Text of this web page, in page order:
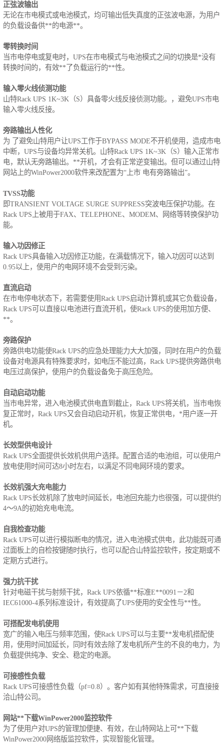
正弦波输出
无论在市电模式或电池模式，均可输出低失真度的正弦波电源，为用户
的负载设备供**的电源**。
零转换时间
当市电停电或复电时，UPS在市电模式与电池模式之间的切换是*没有
转换时间的，有效**了负载运行的**性。
输入零火线侦测功能
山特Rack UPS 1K~3K（S）具备零火线反接侦测功能。，避免UPS市电
输入零火线反接。
旁路输出人性化
为 了避免山特用户让UPS工作于BYPASS MODE不开机使用，造成市电
中断，UPS与设备均异常关机。山特Rack UPS 1K~3K（S）输入正常市
电，默认无旁路输出。**开机，才会有正常逆变输出。但可以通过山特
网站上的WinPower2000软件来改配置为“上市 电有旁路输出”。
TVSS功能
即TRANSIENT VOLTAGE SURGE SUPPRESS突波电压保护功能。在
Rack UPS上被用于FAX、TELEPHONE、MODEM、网络等转换保护功
能。
输入功因修正
Rack UPS具备输入功因修正功能，在满载情况下，输入功因可以达到
0.95以上，使用户的电网环境不会受到污染。
直流启动
在市电停电状态下，若需要使用Rack UPS启动计算机或其它负载设备，
Rack UPS可以直接以电池进行直流开机，使Rack UPS的使用加方便、
**。
旁路保护
旁路供电功能使Rack UPS的应急处理能力大大加强，同时在用户的负载
设备对电源具有特殊要求时，如电压不能过高，Rack UPS提供旁路供电
电压过高保护，使用户的负载设备免于高压危险。
自动启动功能
当市电异常，进入电池模式供电直到截止，Rack UPS将关机，当市电恢
复正常时，Rack UPS又会自动启动开机，恢复正常供电，*用户逐一开
机。
长效型供电设计
Rack UPS全面提供长效机供用户选择。配置合适的电池组，可以使用户
放电使用时间可达8小时左右，以满足不同电网环境的要求。
长效机强大充电能力
Rack UPS长效机除了放电时间延长，电池回充能力也很强，可以提供约
4～9A的初始充电电流。
自我检查功能
Rack UPS可以进行模拟断电的情况，进入电池模式供电，此功能既可通
过面板上的自检按键随时执行，也可以配合山特监控软件，按定期或不
定期方式进行。
强力抗干扰
针对电磁干扰与射频干扰，Rack UPS依循**标准E**0091－2和
IEC61000-4系列标准设计，有效提高了UPS使用的安全性与**性。
可搭配发电机使用
宽广的输入电压与频率范围，使Rack UPS可以与主要**发电机搭配使
用，使用时间加延长，同时有效去除了发电机所产生的不良的电力，为
负载提供纯净、安全、稳定的电源。
可接感性负载
Rack UPS可接感性负载（pf=0.8）。客户如有其他特殊需求，可直接接
洽山特公司。
网站**下载WinPower2000监控软件
为了使用户对UPS的管理加便捷、有效，在山特网站上可**下载
WinPower2000网络版监控软件，实现智能化管理。
UPS电源蓄电池
池